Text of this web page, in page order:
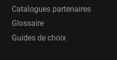
Catalogues partenaires
Glossaire
Guides de choix